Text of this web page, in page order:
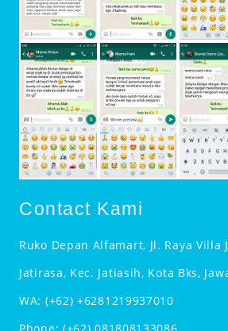
Contact Kami
Ruko Depan Alfamart, Jl. Raya Villa
Jatirasa, Kec. Jatiasih, Kota Bks,
WA: (+62) +6281219937010